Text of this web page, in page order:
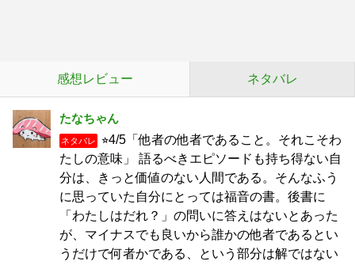
感想レビュー ネタバレ
たなちゃん
ネタバレ
⭐︎4/5「他者の他者であること。それこそわ
たしの意味」 語るべきエピソードも持ち得ない自
分は、きっと価値のない人間である。そんなふう
に思っていた自分にとっては福音の書。後書に
「わたしはだれ？」の問いに答えはないとあった
が、マイナスでも良いから誰かの他者であるとい
うだけで何者かである、という部分は解ではない